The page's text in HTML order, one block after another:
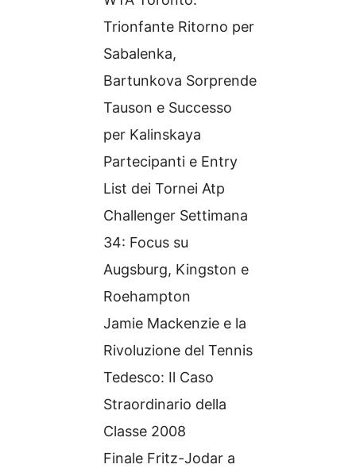
Trionfante Ritorno per
Sabalenka,
Bartunkova Sorprende
Tauson e Successo
per Kalinskaya
Partecipanti e Entry
List dei Tornei Atp
Challenger Settimana
34: Focus su
Augsburg, Kingston e
Roehampton
Jamie Mackenzie e la
Rivoluzione del Tennis
Tedesco: Il Caso
Straordinario della
Classe 2008
Finale Fritz-Jodar a